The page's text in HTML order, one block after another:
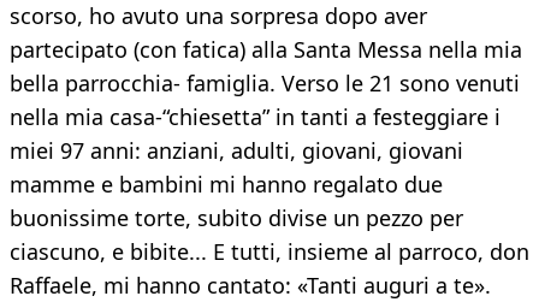
scorso, ho avuto una sorpresa dopo aver
partecipato (con fatica) alla Santa Messa nella mia
bella parrocchia- famiglia. Verso le 21 sono venuti
nella mia casa-“chiesetta” in tanti a festeggiare i
miei 97 anni: anziani, adulti, giovani, giovani
mamme e bambini mi hanno regalato due
buonissime torte, subito divise un pezzo per
ciascuno, e bibite... E tutti, insieme al parroco, don
Raffaele, mi hanno cantato: «Tanti auguri a te».